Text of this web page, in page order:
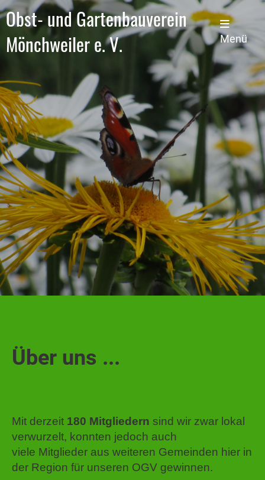
Obst- und Gartenbauverein
Mönchweiler e. V.
Menü
Über uns ...
Mit derzeit 180 Mitgliedern sind wir zwar lokal
verwurzelt, konnten jedoch auch
viele Mitglieder aus weiteren Gemeinden hier in
der Region für unseren OGV gewinnen.